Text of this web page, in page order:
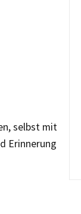
selbst mit
Erinnerung